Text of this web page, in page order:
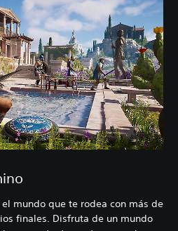
mundo que te rodea con más de
finales. Disfruta de un mundo